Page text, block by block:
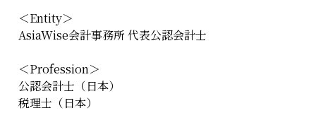
＜Entity＞
AsiaWise会計事務所 代表公認会計士
＜Profession＞
公認会計士（日本）
税理士（日本）